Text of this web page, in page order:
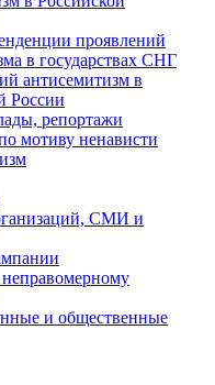
проявлений
в государствах СНГ
антисемитизм в
России
репортажи
мотиву ненависти
СМИ и
и общественные